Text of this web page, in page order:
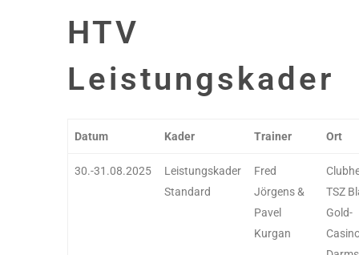
HTV
Leistungskader
Datum Kader Trainer Ort
30.-31.08.2025
Leistungskader
Standard
Fred
Jörgens &
Pavel
Kurgan
TSZ
Gold-